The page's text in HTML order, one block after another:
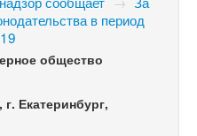
в период
общество
Екатеринбург,